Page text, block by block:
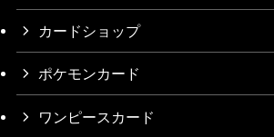
カードショップ
ポケモンカード
ワンピースカード